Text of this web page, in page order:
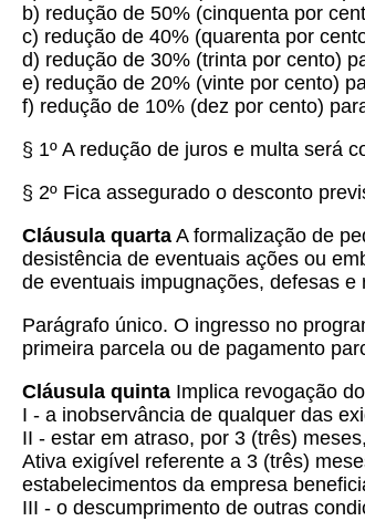
b) redução de 50% (cinquenta por
c) redução de 40% (quarenta por
d) redução de 30% (trinta por cento)
e) redução de 20% (vinte por cento)
f) redução de 10% (dez por cento)
§ 1º A redução de juros e multa será
§ 2º Fica assegurado o desconto
Cláusula quarta A formalização de
desistência de eventuais ações ou
de eventuais impugnações, defesas
Parágrafo único. O ingresso no
primeira parcela ou de pagamento
Cláusula quinta Implica revogação
I - a inobservância de qualquer das
II - estar em atraso, por 3 (três)
Ativa exigível referente a 3 (três)
estabelecimentos da empresa
III - o descumprimento de outras